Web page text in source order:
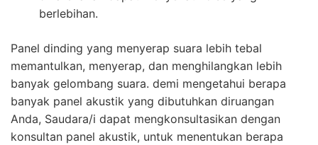
berlebihan.
Panel dinding yang menyerap suara lebih tebal
memantulkan, menyerap, dan menghilangkan lebih
banyak gelombang suara. demi mengetahui berapa
banyak panel akustik yang dibutuhkan diruangan
Anda, Saudara/i dapat mengkonsultasikan dengan
konsultan panel akustik, untuk menentukan berapa